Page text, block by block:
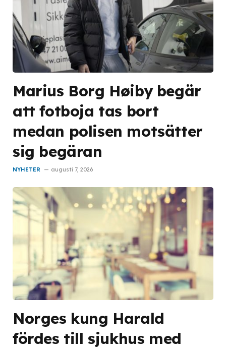
Marius Borg Høiby begär
att fotboja tas bort
medan polisen motsätter
sig begäran
NYHETER augusti 7, 2026
Norges kung Harald
fördes till sjukhus med